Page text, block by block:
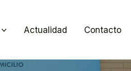
Actualidad Contacto